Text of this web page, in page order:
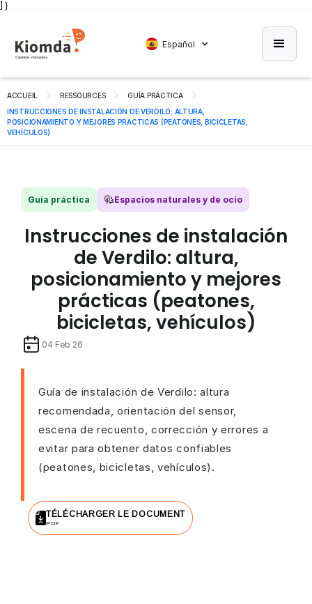
] }
Español
ACCUEIL RESSOURCES
GUÍA PRÁCTICA
INSTRUCCIONES DE INSTALACIÓN DE VERDILO: ALTURA,
POSICIONAMIENTO Y MEJORES PRÁCTICAS (PEATONES, BICICLETAS,
VEHÍCULOS)
Guía práctica Espacios naturales y de ocio
Instrucciones de instalación
de Verdilo: altura,
posicionamiento y mejores
prácticas (peatones,
bicicletas, vehículos)
04 Feb 26
Guía de instalación de Verdilo: altura
recomendada, orientación del sensor,
escena de recuento, corrección y errores a
evitar para obtener datos confiables
(peatones, bicicletas, vehículos).
TÉLÉCHARGER LE DOCUMENT
PDF